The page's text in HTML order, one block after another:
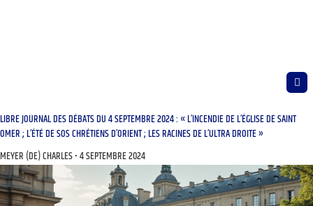
LIBRE JOURNAL DES DÉBATS DU 4 SEPTEMBRE 2024 : « L’INCENDIE DE L’ÉGLISE DE SAINT
OMER ; L’ÉTÉ DE SOS CHRÉTIENS D’ORIENT ; LES RACINES DE L’ULTRA DROITE »
MEYER (DE) CHARLES 4 SEPTEMBRE 2024